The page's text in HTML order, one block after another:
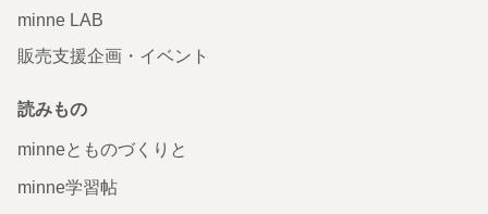
minne LAB
販売支援企画・イベント
読みもの
minneとものづくりと
minne学習帖